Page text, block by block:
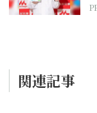
関連記事